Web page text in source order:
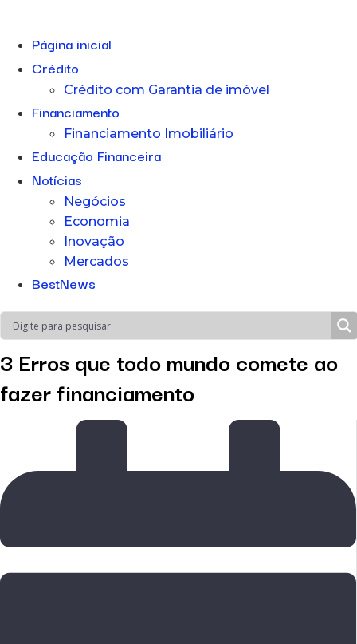
Página inicial
Crédito
Crédito com Garantia de imóvel
Financiamento
Financiamento Imobiliário
Educação Financeira
Notícias
Negócios
Economia
Inovação
Mercados
BestNews
3 Erros que todo mundo comete ao
fazer financiamento